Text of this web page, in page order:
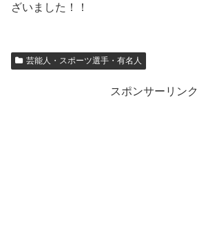
ざいました！！
芸能人・スポーツ選手・有名人
スポンサーリンク